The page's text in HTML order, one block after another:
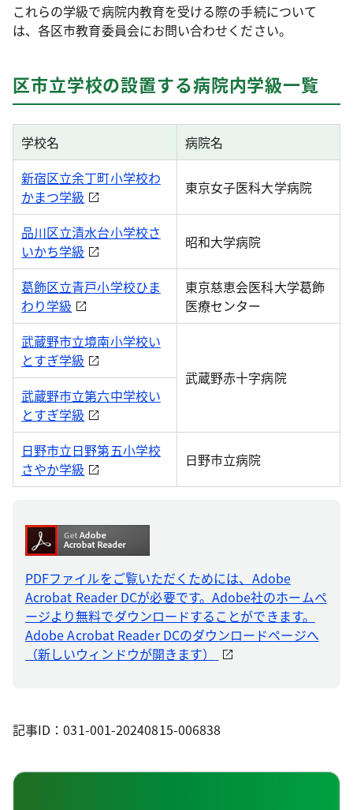
これらの学級で病院内教育を受ける際の手続について
は、各区市教育委員会にお問い合わせください。
区市立学校の設置する病院内学級一覧
学校名
病院名
新宿区立余丁町小学校わ
かまつ学級
東京女子医科大学病院
品川区立清水台小学校さ
いかち学級
昭和大学病院
葛飾区立青戸小学校ひま
わり学級
東京慈恵会医科大学葛飾
医療センター
武蔵野市立境南小学校い
とすぎ学級
武蔵野赤十字病院
武蔵野市立第六中学校い
とすぎ学級
日野市立日野第五小学校
さやか学級
日野市立病院
PDFファイルをご覧いただくためには、Adobe
Acrobat Reader DCが必要です。Adobe社のホームペ
ージより無料でダウンロードすることができます。
Adobe Acrobat Reader DCのダウンロードページへ
（新しいウィンドウが開きます）
記事ID：031-001-20240815-006838